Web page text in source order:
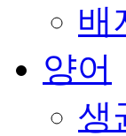
배
양어
생